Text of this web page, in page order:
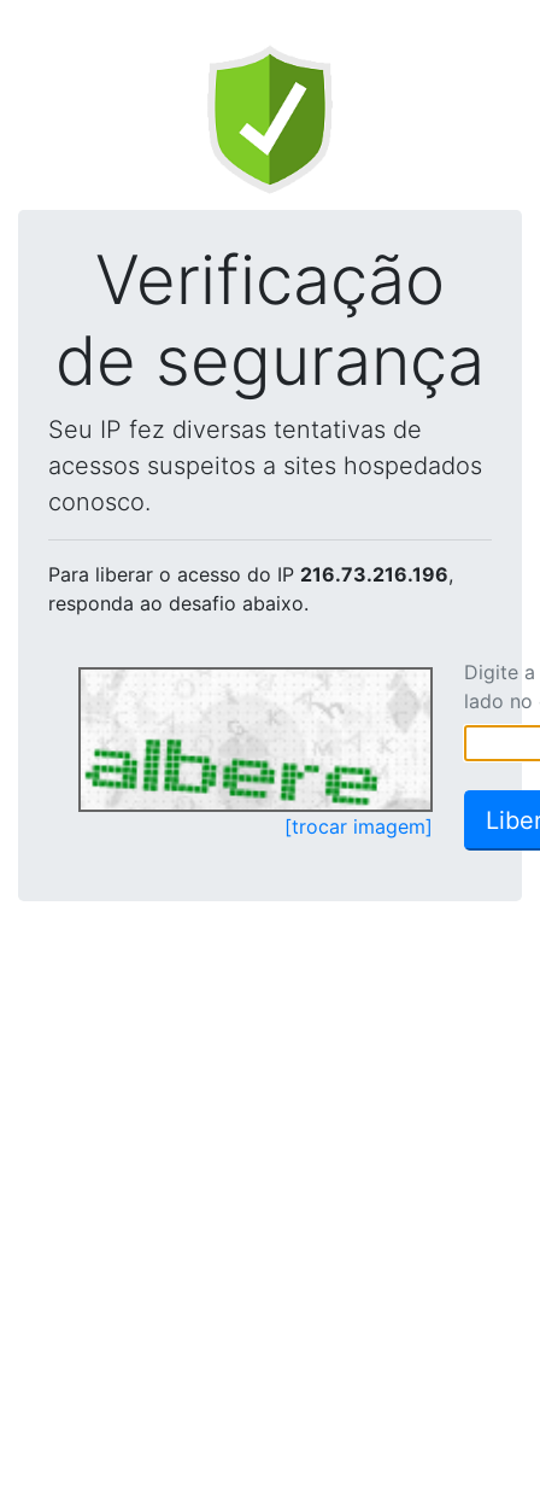
Verificação
de segurança
Seu IP fez diversas tentativas de
acessos suspeitos a sites hospedados
conosco.
Para liberar o acesso do IP 216.73.216.196,
responda ao desafio abaixo.
[trocar imagem]
Digite
lado no